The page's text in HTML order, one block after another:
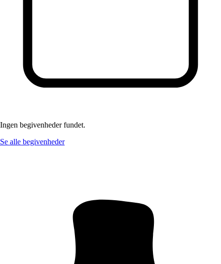
Ingen begivenheder fundet.
Se alle begivenheder